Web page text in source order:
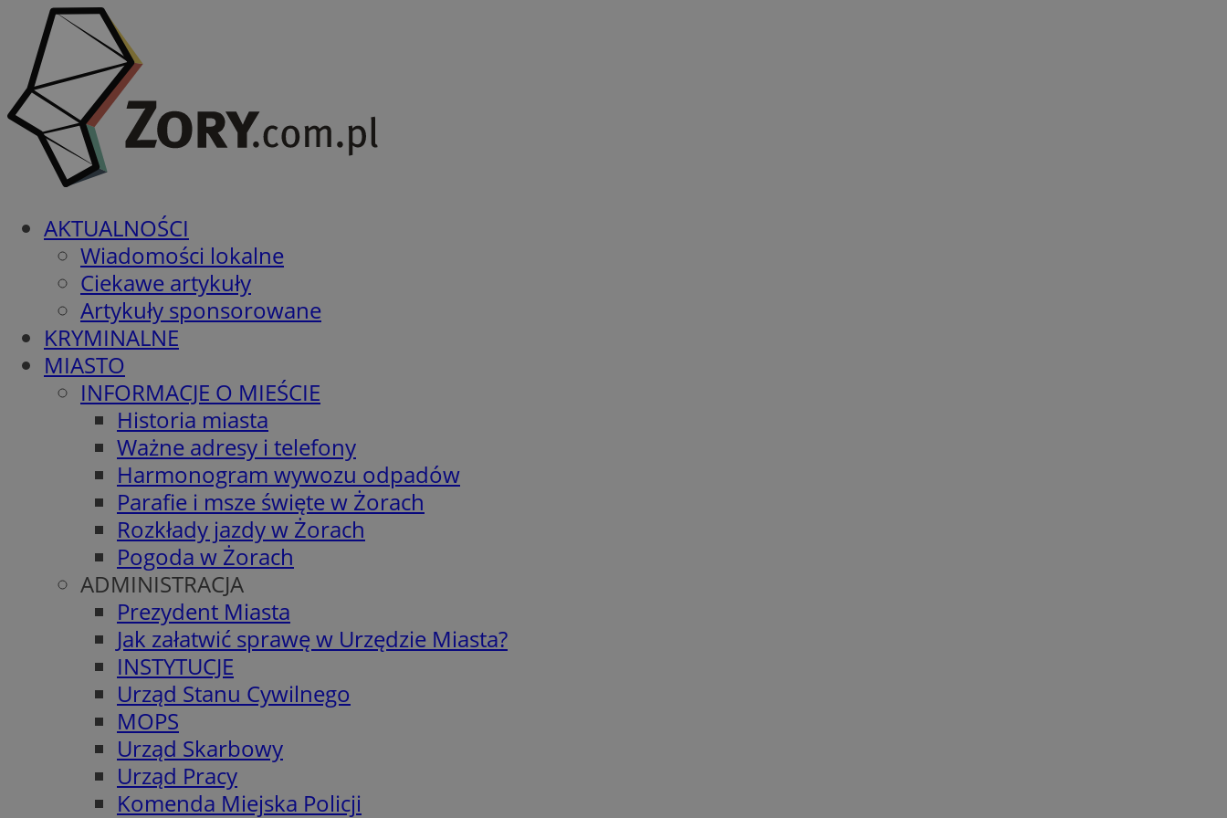
AKTUALNOŚCI
Wiadomości lokalne
Ciekawe artykuły
Artykuły sponsorowane
KRYMINALNE
MIASTO
INFORMACJE O MIEŚCIE
Historia miasta
Ważne adresy i telefony
Harmonogram wywozu odpadów
Parafie i msze święte w Żorach
Rozkłady jazdy w Żorach
Pogoda w Żorach
ADMINISTRACJA
Prezydent Miasta
Jak załatwić sprawę w Urzędzie Miasta?
INSTYTUCJE
Urząd Stanu Cywilnego
MOPS
Urząd Skarbowy
Urząd Pracy
Komenda Miejska Policji